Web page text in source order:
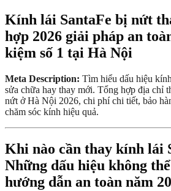
Kính lái SantaFe bị nứt
hợp 2026 giải pháp an
kiệm số 1 tại Hà Nội
Meta Description: Tìm hiểu dấu hiệu
sửa chữa hay thay mới. Tổng hợp địa chỉ
nứt ở Hà Nội 2026, chi phí chi tiết, bảo
chăm sóc kính hiệu quả.
Khi nào cần thay kính lái
Những dấu hiệu không
hướng dẫn an toàn năm